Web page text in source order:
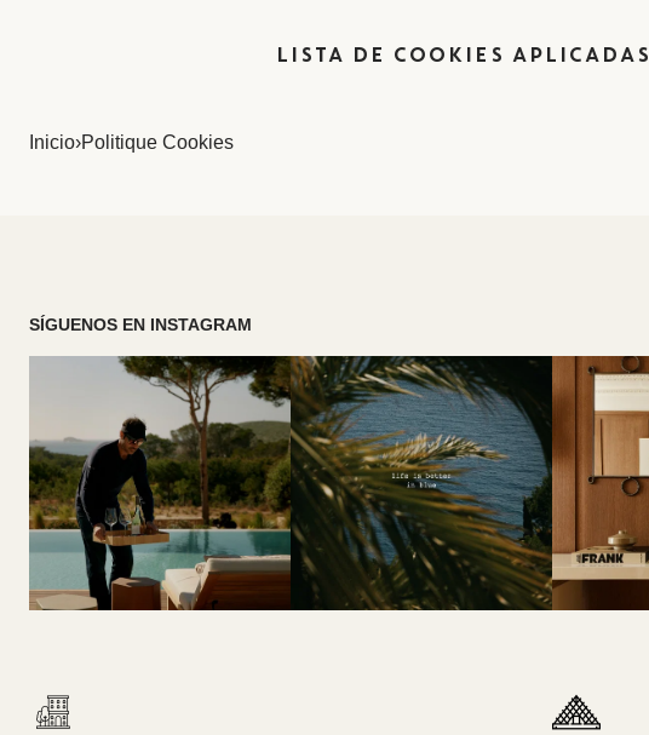
LISTA DE COOKIES APLICADAS
Inicio›Politique Cookies
SÍGUENOS EN INSTAGRAM